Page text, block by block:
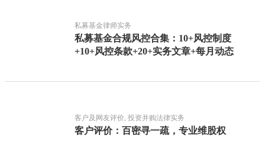
私募基金律师实务
私募基金合规风控合集：10+风控制度
+10+风控条款+20+实务文章+每月动态
客户及网友评价, 投资并购法律实务
客户评价：百密寻一疏，专业维股权